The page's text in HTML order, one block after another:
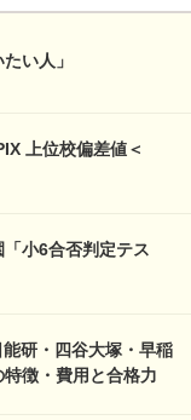
い人」
上位校偏差値＜
小6合否判定テス
能研・四谷大塚・早稲
徴・費用と合格力